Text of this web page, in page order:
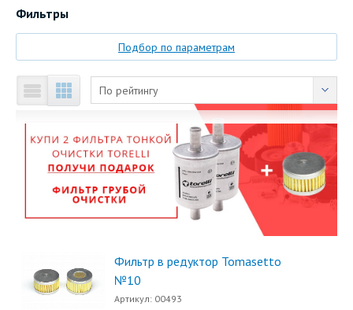
Фильтры
Подбор по параметрам
По рейтингу
Фильтр в редуктор Tomasetto
№10
Артикул: 00493